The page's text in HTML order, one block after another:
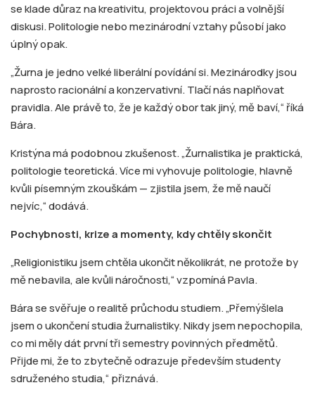
se klade důraz na kreativitu, projektovou práci a volnější
diskusi. Politologie nebo mezinárodní vztahy působí jako
úplný opak.
„Žurna je jedno velké liberální povídání si. Mezinárodky jsou
naprosto racionální a konzervativní. Tlačí nás naplňovat
pravidla. Ale právě to, že je každý obor tak jiný, mě baví,“ říká
Bára.
Kristýna má podobnou zkušenost. „Žurnalistika je praktická,
politologie teoretická. Více mi vyhovuje politologie, hlavně
kvůli písemným zkouškám — zjistila jsem, že mě naučí
nejvíc,“ dodává.
Pochybnosti, krize a momenty, kdy chtěly skončit
„Religionistiku jsem chtěla ukončit několikrát, ne protože by
mě nebavila, ale kvůli náročnosti,“ vzpomíná Pavla.
Bára se svěřuje o realitě průchodu studiem. „Přemýšlela
jsem o ukončení studia žurnalistiky. Nikdy jsem nepochopila,
co mi měly dát první tři semestry povinných předmětů.
Přijde mi, že to zbytečně odrazuje především studenty
sdruženého studia,“ přiznává.